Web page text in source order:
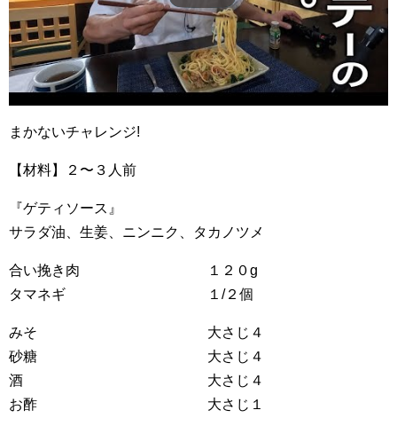
まかないチャレンジ!
【材料】２〜３人前
『ゲティソース』
サラダ油、生姜、ニンニク、タカノツメ
合い挽き肉 １２０g
タマネギ １/２個
みそ 大さじ４
砂糖 大さじ４
酒 大さじ４
お酢 大さじ１